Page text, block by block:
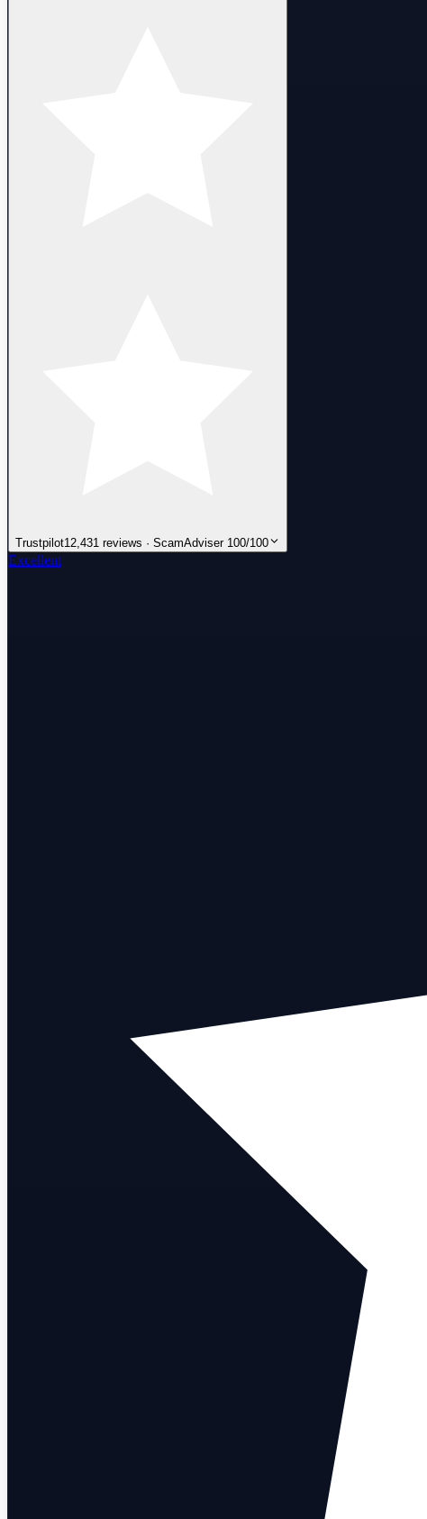
Trustpilot12,431 reviews · ScamAdviser 100/100
Excellent